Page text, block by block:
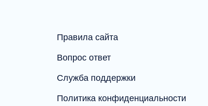
Правила сайта
Вопрос ответ
Служба поддержки
Политика конфиденциальности